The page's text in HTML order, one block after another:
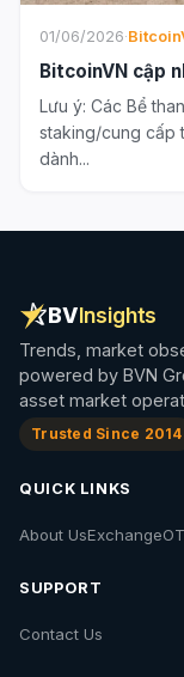
01/06/2026·
BitcoinVN cập
Lưu ý: Các Bể
staking/cung cấp
dành...
BVInsights
Trends, market
powered by BVN
asset market
Trusted Since 2014
QUICK LINKS
About UsExchange
SUPPORT
Contact Us